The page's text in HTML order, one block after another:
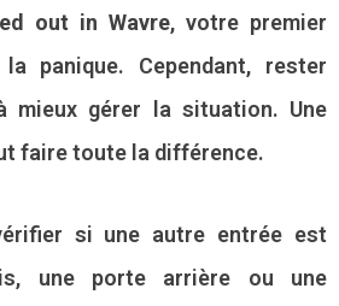
out in Wavre, votre premier
panique. Cependant, rester
mieux gérer la situation. Une
faire toute la différence.
si une autre entrée est
une porte arrière ou une